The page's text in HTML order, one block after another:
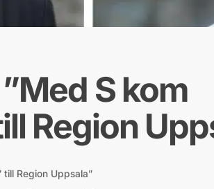
S kom
Region
Region Uppsala”